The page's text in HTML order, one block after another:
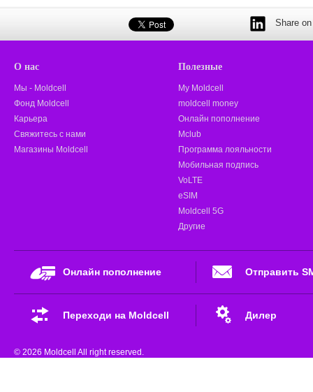
Share
О нас
Мы - Moldcell
Фонд Moldcell
Карьера
Свяжитесь с нами
Магазины Moldcell
Полезные
My Moldcell
moldcell money
Онлайн пополнение
Mclub
Программа лояльности
Мобильная подпись
VoLTE
eSIM
Moldcell 5G
Другие
Онлайн пополнение Отправить
Переходи на Moldcell Дилер
© 2026 Moldcell All right reserved.